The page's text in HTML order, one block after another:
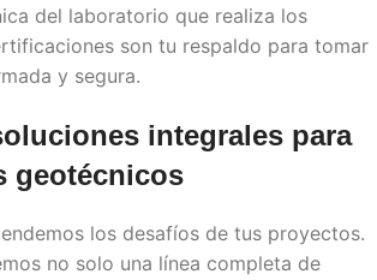
del laboratorio que realiza los
son tu respaldo para tomar
y segura.
integrales para
geotécnicos
los desafíos de tus proyectos.
no solo una línea completa de